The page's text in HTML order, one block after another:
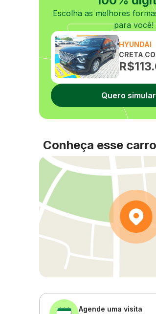
Escolha as melhores
para você!
HYUNDAI
R$
Quero simular
Conheça esse
Agende uma visita